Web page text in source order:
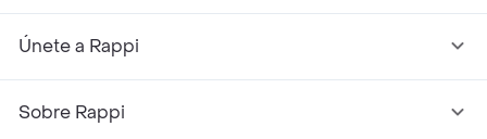
Únete a Rappi
Sobre Rappi